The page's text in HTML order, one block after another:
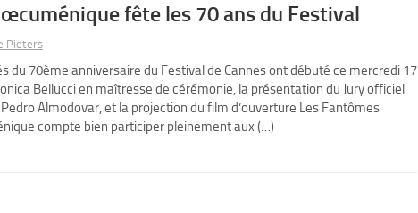
œcuménique fête les 70 ans du Festival
Pieters
du 70ème anniversaire du Festival de Cannes ont débuté ce mercredi 17
Bellucci en maîtresse de cérémonie, la présentation du Jury officiel
Almodovar, et la projection du film d’ouverture Les Fantômes
compte bien participer pleinement aux (…)